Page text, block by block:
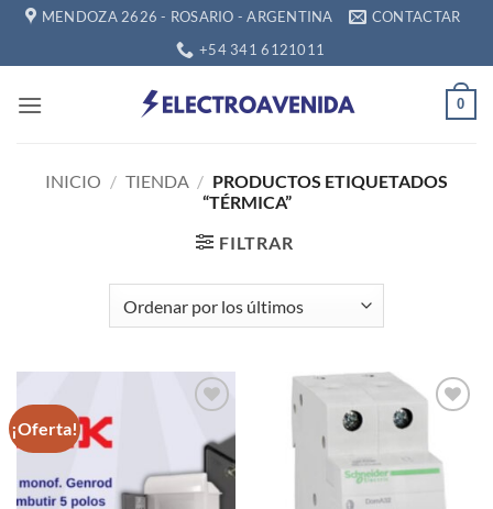
Saltar
contenido
MENDOZA 2626 - ROSARIO - ARGENTINA
CONTACTAR
+54 341 6121011
0
INICIO / TIENDA / PRODUCTOS ETIQUETADOS
“TÉRMICA”
FILTRAR
¡Oferta!
a la
lista de
deseos
lista de
deseos